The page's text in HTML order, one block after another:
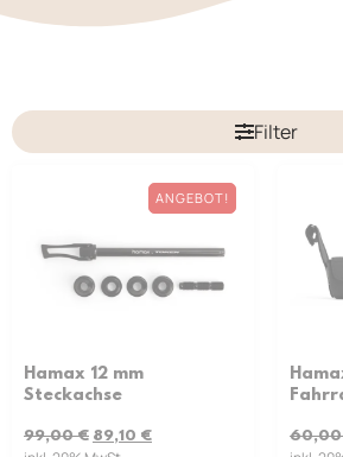
Filter
ANGEBOT!
Hamax 12 mm
Steckachse
99,00€ 89,10 €